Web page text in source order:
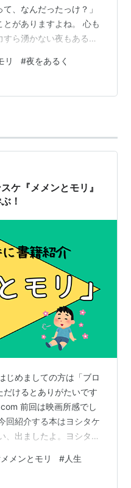
、なんだったっけ？」
がありますよね。 心も
ら湧かない夜もあるで
かもしれません。 そん
が絵本です。読もうと
ージをめくるだけでもい
います。 子どものため
になった今…
リ #夜をあるく
ケ『メメンとモリ』
！
じめましての方は「ブロ
けるとありがたいです
前回は映画所感でし
回紹介する本はヨシタケ
、出ましたよ。ヨシタケ
さんの作品は子どもに
そんな気持ちで生きた
メメンとモリ #人生